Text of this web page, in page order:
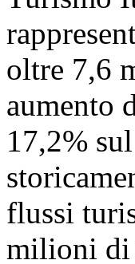
oltre 7,6
aumento
17,2%
flussi
milioni di